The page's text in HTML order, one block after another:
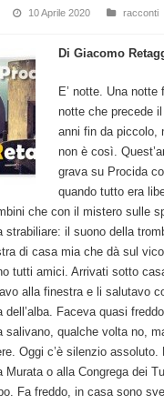
10 Aprile 2020 racconti
Di Giacomo
E’ notte. Una
notte che precede
anni fin da piccolo,
non è così.
grava su Procida
quando tutto era
che con il mistero sulle
strabiliare: il suono della
di casa mia che dà sul
tutti amici. Arrivati sotto
alla finestra e li salutavo
dell’alba. Faceva quasi
salivano, qualche volta no,
Oggi c’è silenzio
Murata o alla Congrega dei
Fa freddo, in casa sono